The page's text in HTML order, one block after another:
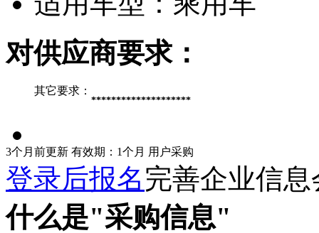
对供应商要求：
其它要求：
********************
3个月前更新 有效期：1个月 用户采购
登录后报名完善企业信
什么是"采购信息"